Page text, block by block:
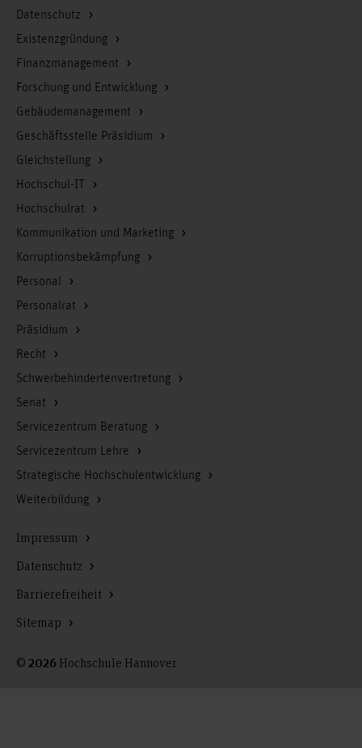
Datenschutz
Existenzgründung
Finanzmanagement
Forschung und Entwicklung
Gebäudemanagement
Geschäftsstelle Präsidium
Gleichstellung
Hochschul-IT
Hochschulrat
Kommunikation und Marketing
Korruptionsbekämpfung
Personal
Personalrat
Präsidium
Recht
Schwerbehindertenvertretung
Senat
Servicezentrum Beratung
Servicezentrum Lehre
Strategische Hochschulentwicklung
Weiterbildung
© 2026 Hochschule Hannover
Impressum
Datenschutz
Barrierefreiheit
Sitemap